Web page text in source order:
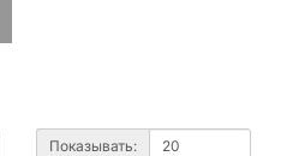
Показывать: